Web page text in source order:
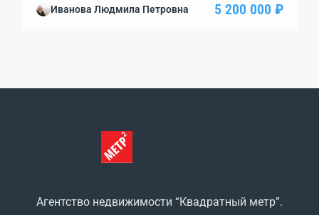
Автономное отопление. В двух остановках
Иванова Людмила Петровна 5 200 000 ₽
Агентство недвижимости “Квадратный метр”.